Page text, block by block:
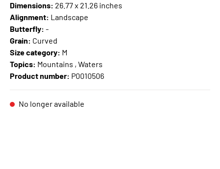
Dimensions: 26.77 x 21.26 inches
Alignment: Landscape
Butterfly: -
Grain: Curved
Size category: M
Topics: Mountains , Waters
Product number: P0010506
No longer available